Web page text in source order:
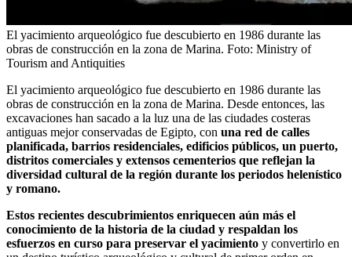
El yacimiento arqueológico fue descubierto en 1986 durante las
obras de construcción en la zona de Marina. Foto: Ministry of
Tourism and Antiquities
El yacimiento arqueológico fue descubierto en 1986 durante las
obras de construcción en la zona de Marina. Desde entonces, las
excavaciones han sacado a la luz una de las ciudades costeras
antiguas mejor conservadas de Egipto, con una red de calles
planificada, barrios residenciales, edificios públicos, un puerto,
distritos comerciales y extensos cementerios que reflejan la
diversidad cultural de la región durante los periodos helenístico
y romano.
Estos recientes descubrimientos enriquecen aún más el
conocimiento de la historia de la ciudad y respaldan los
esfuerzos en curso para preservar el yacimiento y convertirlo en